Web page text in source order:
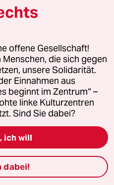
offene Gesellschaft!
die sich gegen
unsere Solidarität.
Einnahmen aus
beginnt im Zentrum“ –
linke Kulturzentren
Sind Sie dabei?
ich will
dabei!